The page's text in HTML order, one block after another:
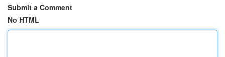
Submit a Comment
No HTML